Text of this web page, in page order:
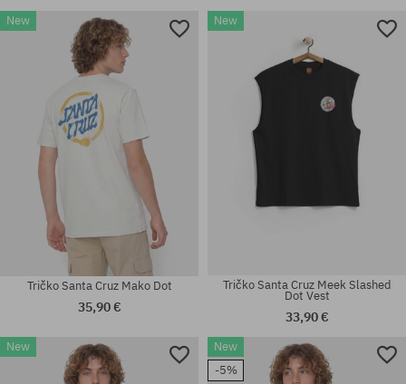
Dostupné veľkosti:
Dostupné veľkosti:
Dostupné veľkosti:
M; L; XL; XXL
Dostupné veľkosti:
M; L; XL
New
Tričko Santa Cruz Mako Dot
35,90 €
New
Tričko Santa Cruz Meek Slashed
Dot Vest
33,90 €
New
New
-5%